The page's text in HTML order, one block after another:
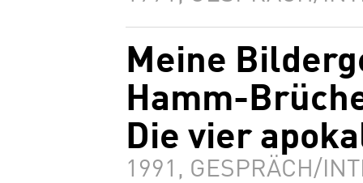
Meine
Hamm-
Die vier
1991, GESPRÄCH/